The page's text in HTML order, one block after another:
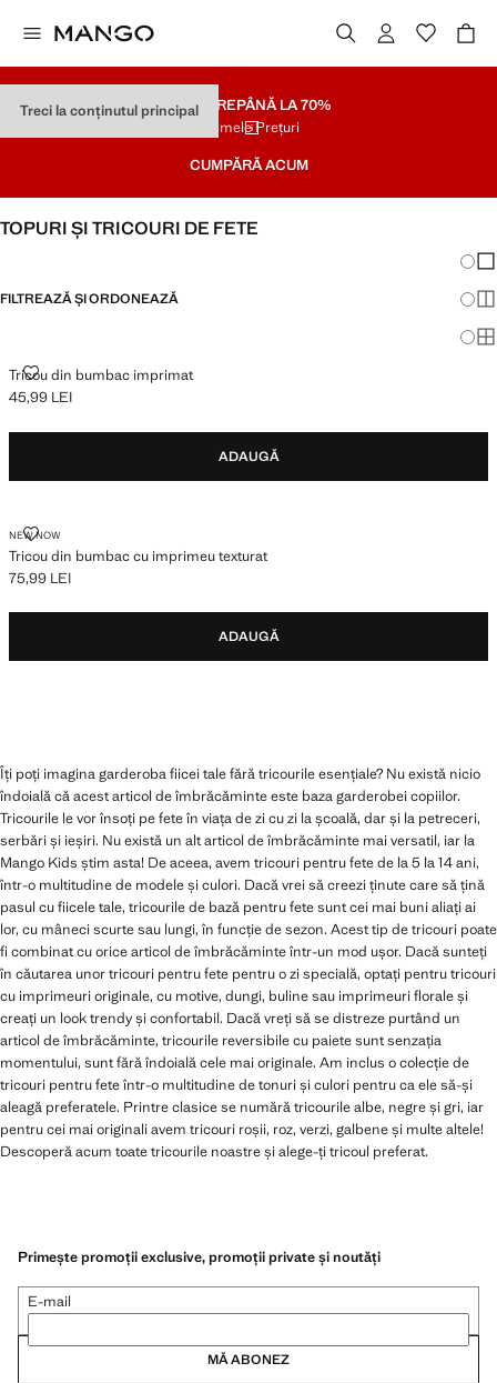
Treci la conținutul principalSOLDAREPÂNĂ LA 70%
Ultimele Prețuri
CUMPĂRĂ ACUM
TOPURI ȘI TRICOURI DE FETE
FILTREAZĂ ȘI ORDONEAZĂ
Tricou din bumbac imprimat
TRICOU DIN BUMBAC IMPRIMAT
Preț actual [45,99 LEI ]
45,99 LEI
ADAUGĂ
NEW NOW
Tricou din bumbac cu imprimeu texturat
TRICOU DIN BUMBAC CU IMPRIMEU TEXTURAT
Preț actual [75,99 LEI ]
75,99 LEI
ADAUGĂ
Îți poți imagina garderoba fiicei tale fără tricourile esențiale? Nu există nicio
îndoială că acest articol de îmbrăcăminte este baza garderobei copiilor.
Tricourile le vor însoți pe fete în viața de zi cu zi la școală, dar și la petreceri,
serbări și ieșiri. Nu există un alt articol de îmbrăcăminte mai versatil, iar la
Mango Kids știm asta! De aceea, avem tricouri pentru fete de la 5 la 14 ani,
într-o multitudine de modele și culori. Dacă vrei să creezi ținute care să țină
pasul cu fiicele tale, tricourile de bază pentru fete sunt cei mai buni aliați ai
lor, cu mâneci scurte sau lungi, în funcție de sezon. Acest tip de tricouri poate
fi combinat cu orice articol de îmbrăcăminte într-un mod ușor. Dacă sunteți
în căutarea unor tricouri pentru fete pentru o zi specială, optați pentru tricouri
cu imprimeuri originale, cu motive, dungi, buline sau imprimeuri florale și
creați un look trendy și confortabil. Dacă vreți să se distreze purtând un
articol de îmbrăcăminte, tricourile reversibile cu paiete sunt senzația
momentului, sunt fără îndoială cele mai originale. Am inclus o colecție de
tricouri pentru fete într-o multitudine de tonuri și culori pentru ca ele să-și
aleagă preferatele. Printre clasice se numără tricourile albe, negre și gri, iar
pentru cei mai originali avem tricouri roșii, roz, verzi, galbene și multe altele!
Descoperă acum toate tricourile noastre și alege-ți tricoul preferat.
Primește promoții exclusive, promoții private și noutăți
E-mail
MĂ ABONEZ